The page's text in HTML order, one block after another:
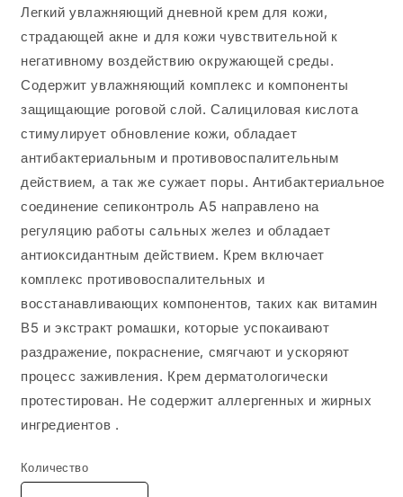
Легкий увлажняющий дневной крем для кожи,
страдающей акне и для кожи чувствительной к
негативному воздействию окружающей среды.
Содержит увлажняющий комплекс и компоненты
защищающие роговой слой. Салициловая кислота
стимулирует обновление кожи, обладает
антибактериальным и противовоспалительным
действием, а так же сужает поры. Антибактериальное
соединение сепиконтроль А5 направлено на
регуляцию работы сальных желез и обладает
антиоксидантным действием. Крем включает
комплекс противовоспалительных и
восстанавливающих компонентов, таких как витамин
В5 и экстракт ромашки, которые успокаивают
раздражение, покраснение, смягчают и ускоряют
процесс заживления. Крем дерматологически
протестирован. Не содержит аллергенных и жирных
ингредиентов .
Количество